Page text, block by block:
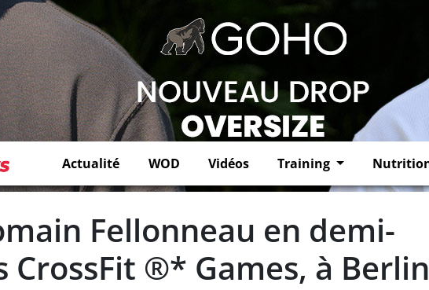
Actualité WOD Vidéos Training
Fellonneau en demi-
CrossFit ®* Games, à Berlin